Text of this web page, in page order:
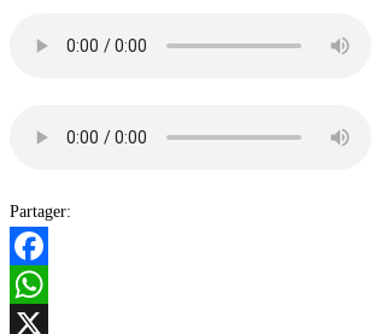
Partager:
Facebook
WhatsApp